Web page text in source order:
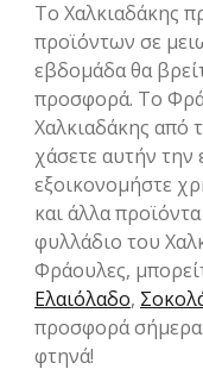
Το Χαλκιαδάκης
προϊόντων σε
εβδομάδα θα
προσφορά. Το
Χαλκιαδάκης από
χάσετε αυτήν την
εξοικονομήστε
και άλλα
φυλλάδιο του
Φράουλες,
Ελαιόλαδο,
προσφορά σήμερα.
φτηνά!